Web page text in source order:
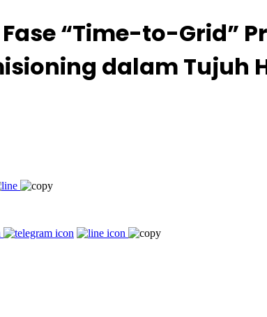
“Time-to-Grid”
dalam Tujuh